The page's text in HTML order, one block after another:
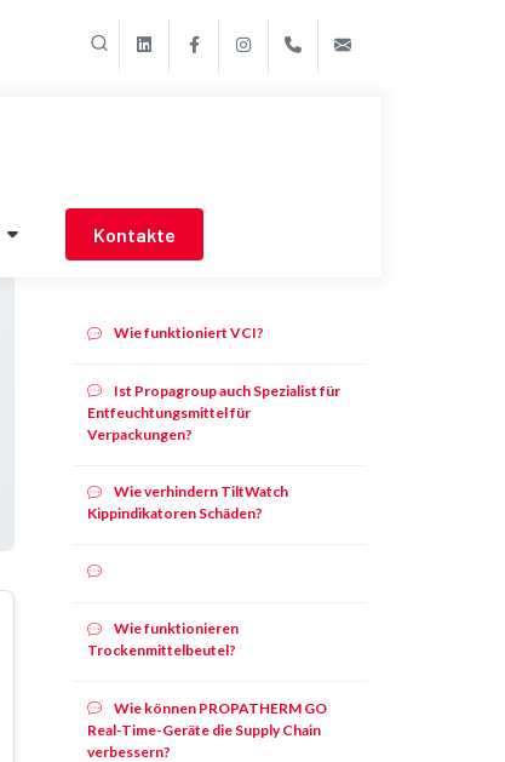
linkedinFacebookInstagram+39 011 9507788
Kontakte
Verwandte Inhalte
Wie funktioniert VCI?
Ist Propagroup auch Spezialist für
Entfeuchtungsmittel für
Verpackungen?
Wie verhindern TiltWatch
Kippindikatoren Schäden?
Wie funktionieren
Trockenmittelbeutel?
Wie können PROPATHERM GO
Real-Time-Geräte die Supply Chain
verbessern?